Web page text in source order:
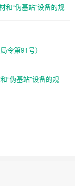
和“伪基站”设备的规
令第91号）
“伪基站”设备的规